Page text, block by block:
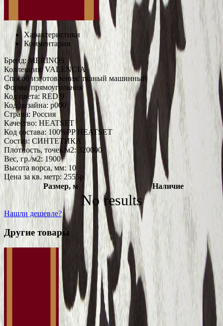
Характеристики
Комментарии
Бренд:MERINOS
Коллекция:VALENCIA
Способ изготовления: тканый машинный
Форма:прямоугольник
Код цвета:RED 9
Код дизайна: p000
Страна:Россия
Качество: HEATSET
Код состава:100%PP HEATSET
Состав:СИНТЕТИКА
Плотность, точек/м2: 320000
Вес, гр./м2: 1900
Высота ворса, мм:10
Цена за кв. метр: 2555p
Размер, м
Наличие
No results
Нашли дешевле?
Другие товары